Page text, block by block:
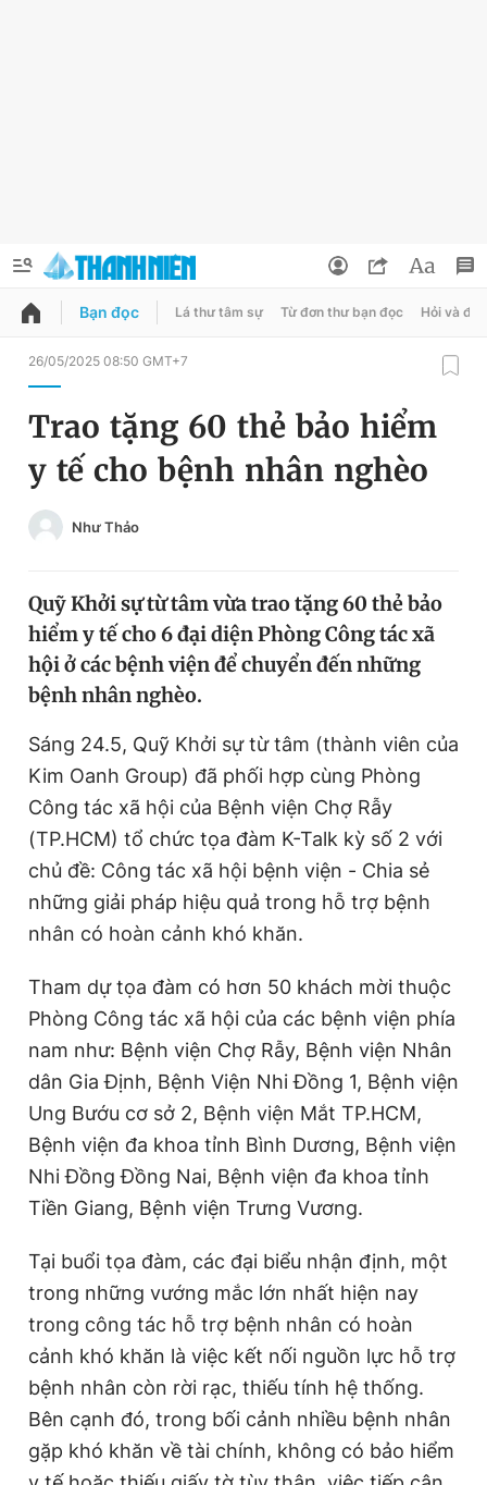
QUẢNG CÁO
Chuyên mục
Chuyên mục khác
Tin thị trường Tin 360
Video
Sản phẩm khác
Tiện ích Bạn cần biết
Thông tin tòa soạn Liên hệ quảng cáo
Đọc Thanh Niên trên điện thoại
Theo dõi báo trên
0906 645 777 0908 780 404
Đặt báo Quảng cáo RSS Tòa soạn Chính sách bảo
Tổng biên tập: Nguyễn Ngọc Toàn
Phó tổng biên tập thường trực: Hải Thành
Phó tổng biên tập: Lâm Hiếu Dũng
Phó tổng biên tập: Trần Việt Hưng
Tổng thư ký tòa soạn: Đức Trung
Đổi mật khẩu
Tin đã lưu
Tin đã xem
Đăng xuất
Bạn đọc Lá thư tâm sự Từ đơn thư bạn đọc Hỏi và đáp
26/05/2025 08:50 GMT+7
Trao tặng 60 thẻ bảo hiểm
y tế cho bệnh nhân nghèo
Như Thảo
Quỹ Khởi sự từ tâm vừa trao tặng 60 thẻ bảo
hiểm y tế cho 6 đại diện Phòng Công tác xã
hội ở các bệnh viện để chuyển đến những
bệnh nhân nghèo.
Sáng 24.5, Quỹ Khởi sự từ tâm (thành viên của
Kim Oanh Group) đã phối hợp cùng Phòng
Công tác xã hội của Bệnh viện Chợ Rẫy
(TP.HCM) tổ chức tọa đàm K-Talk kỳ số 2 với
chủ đề: Công tác xã hội bệnh viện - Chia sẻ
những giải pháp hiệu quả trong hỗ trợ bệnh
nhân có hoàn cảnh khó khăn.
Tham dự tọa đàm có hơn 50 khách mời thuộc
Phòng Công tác xã hội của các bệnh viện phía
nam như: Bệnh viện Chợ Rẫy, Bệnh viện Nhân
dân Gia Định, Bệnh Viện Nhi Đồng 1, Bệnh viện
Ung Bướu cơ sở 2, Bệnh viện Mắt TP.HCM,
Bệnh viện đa khoa tỉnh Bình Dương, Bệnh viện
Nhi Đồng Đồng Nai, Bệnh viện đa khoa tỉnh
Tiền Giang, Bệnh viện Trưng Vương.
Tại buổi tọa đàm, các đại biểu nhận định, một
trong những vướng mắc lớn nhất hiện nay
trong công tác hỗ trợ bệnh nhân có hoàn
cảnh khó khăn là việc kết nối nguồn lực hỗ trợ
bệnh nhân còn rời rạc, thiếu tính hệ thống.
Bên cạnh đó, trong bối cảnh nhiều bệnh nhân
gặp khó khăn về tài chính, không có bảo hiểm